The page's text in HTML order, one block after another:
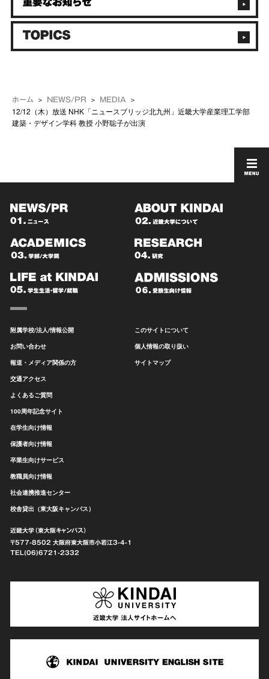
ホーム NEWS/PR MEDIA
12/12（木）放送 NHK「ニュースブリッジ北九州」近畿大学産業理工学部
建築・デザイン学科 教授 小野聡子が出演
附属学校/法人/情報公開
お問い合わせ
報道・メディア関係の方
交通アクセス
よくあるご質問
100周年記念サイト
在学生向け情報
保護者向け情報
卒業生向けサービス
教職員向け情報
社会連携推進センター
校舎貸出（東大阪キャンパス）
このサイトについて
個人情報の取り扱い
サイトマップ
近畿大学（東大阪キャンパス）
〒577-8502 大阪府東大阪市小若江3-4-1
TEL(06)6721-2332